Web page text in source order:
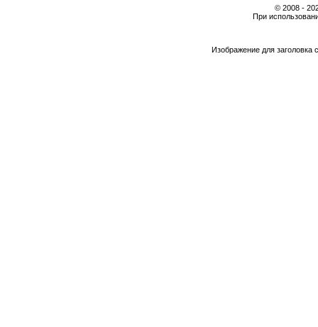
© 2008 -
При
Изображение для